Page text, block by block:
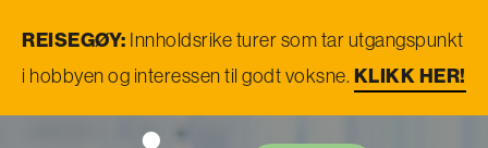
REISEGØY: Innholdsrike turer som tar utgangspunkt
i hobbyen og interessen til godt voksne.KLIKK HER!